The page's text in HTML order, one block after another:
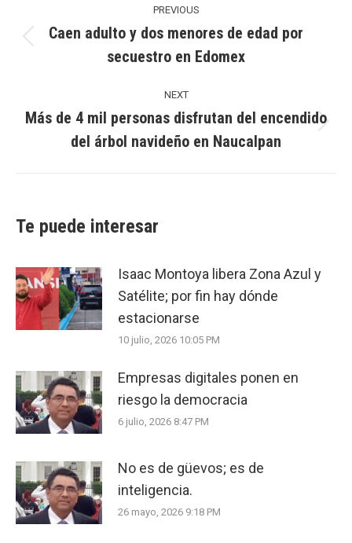
PREVIOUS
post:
Caen adulto y dos menores de edad por
secuestro en Edomex
NEXT
post:
Más de 4 mil personas disfrutan del encendido
del árbol navideño en Naucalpan
Te puede interesar
Isaac Montoya libera Zona Azul y
Satélite; por fin hay dónde
estacionarse
10 julio, 2026 10:05 PM
Empresas digitales ponen en
riesgo la democracia
6 julio, 2026 8:47 PM
No es de güevos; es de
inteligencia.
26 mayo, 2026 9:18 PM